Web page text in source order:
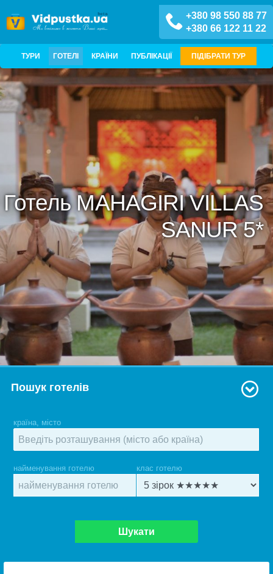
+380 98 550 88 77
+380 66 122 11 22
ТУРИ ГОТЕЛІ КРАЇНИ ПУБЛІКАЦІЇ ПІДІБРАТИ ТУР
Готель MAHAGIRI VILLAS
SANUR 5*
Пошук готелів
країна, місто
найменування готелю клас готелю
Шукати